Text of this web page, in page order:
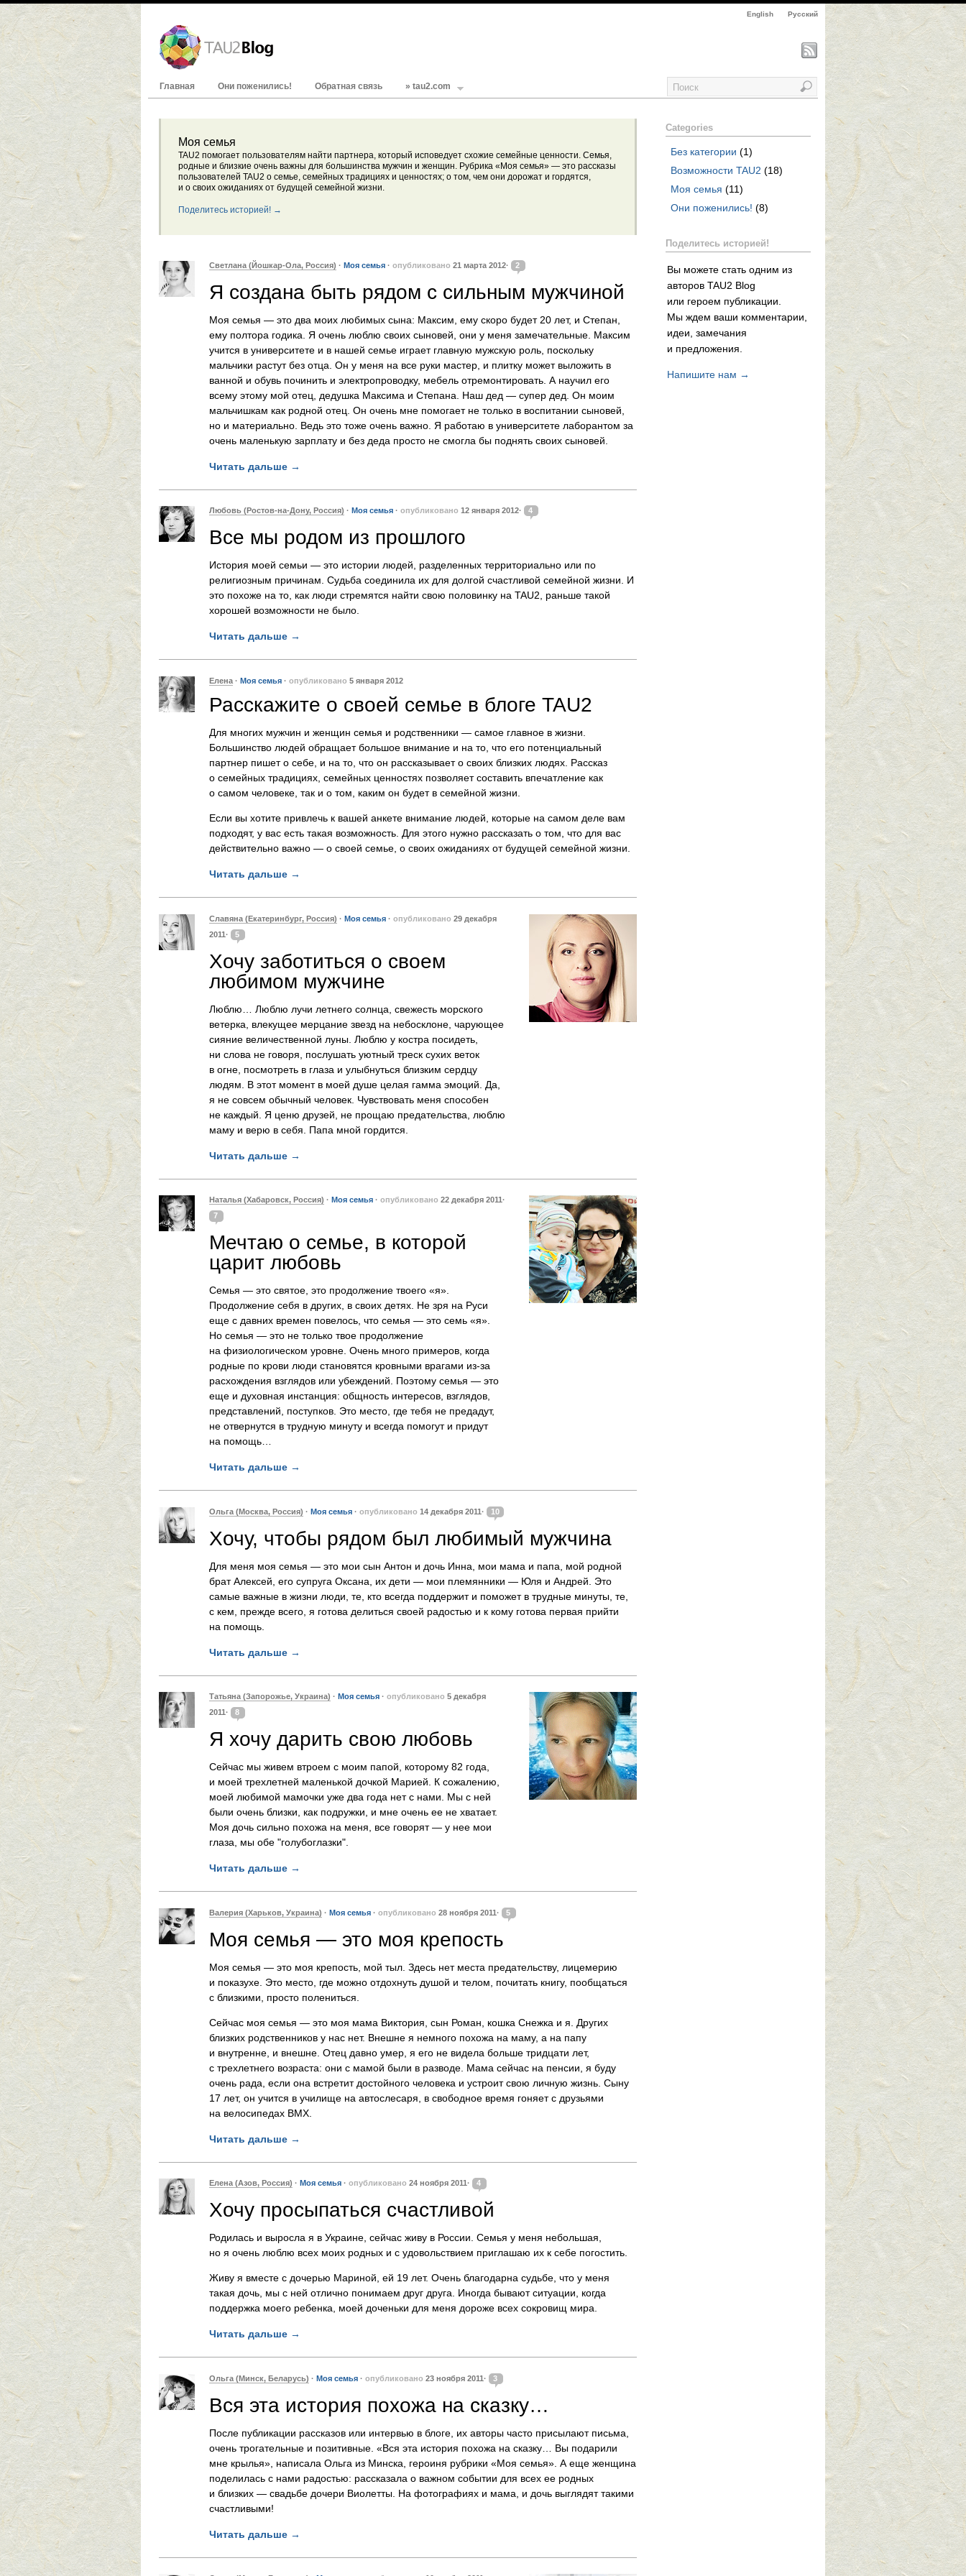
English Русский
Главная Они поженились! Обратная связь » tau2.com
Моя семья
TAU2 помогает пользователям найти партнера, который исповедует схожие семейные ценности. Семья,
родные и близкие очень важны для большинства мужчин и женщин. Рубрика «Моя семья» — это рассказы
пользователей TAU2 о семье, семейных традициях и ценностях; о том, чем они дорожат и гордятся,
и о своих ожиданиях от будущей семейной жизни.
Поделитесь историей! →
Светлана (Йошкар-Ола, Россия) · Моя семья · опубликовано 21 марта 2012· 2
Я создана быть рядом с сильным мужчиной
Моя семья — это два моих любимых сына: Максим, ему скоро будет 20 лет, и Степан,
ему полтора годика. Я очень люблю своих сыновей, они у меня замечательные. Максим
учится в университете и в нашей семье играет главную мужскую роль, поскольку
мальчики растут без отца. Он у меня на все руки мастер, и плитку может выложить в
ванной и обувь починить и электропроводку, мебель отремонтировать. А научил его
всему этому мой отец, дедушка Максима и Степана. Наш дед — супер дед. Он моим
мальчишкам как родной отец. Он очень мне помогает не только в воспитании сыновей,
но и материально. Ведь это тоже очень важно. Я работаю в университете лаборантом за
очень маленькую зарплату и без деда просто не смогла бы поднять своих сыновей.
Читать дальше →
Любовь (Ростов-на-Дону, Россия) · Моя семья · опубликовано 12 января 2012· 4
Все мы родом из прошлого
История моей семьи — это истории людей, разделенных территориально или по
религиозным причинам. Судьба соединила их для долгой счастливой семейной жизни. И
это похоже на то, как люди стремятся найти свою половинку на TAU2, раньше такой
хорошей возможности не было.
Читать дальше →
Елена · Моя семья · опубликовано 5 января 2012
Расскажите о своей семье в блоге TAU2
Для многих мужчин и женщин семья и родственники — самое главное в жизни.
Большинство людей обращает большое внимание и на то, что его потенциальный
партнер пишет о себе, и на то, что он рассказывает о своих близких людях. Рассказ
о семейных традициях, семейных ценностях позволяет составить впечатление как
о самом человеке, так и о том, каким он будет в семейной жизни.
Если вы хотите привлечь к вашей анкете внимание людей, которые на самом деле вам
подходят, у вас есть такая возможность. Для этого нужно рассказать о том, что для вас
действительно важно — о своей семье, о своих ожиданиях от будущей семейной жизни.
Читать дальше →
Славяна (Екатеринбург, Россия) · Моя семья · опубликовано 29 декабря
2011·
5
Хочу заботиться о своем
любимом мужчине
Люблю… Люблю лучи летнего солнца, свежесть морского
ветерка, влекущее мерцание звезд на небосклоне, чарующее
сияние величественной луны. Люблю у костра посидеть,
ни слова не говоря, послушать уютный треск сухих веток
в огне, посмотреть в глаза и улыбнуться близким сердцу
людям. В этот момент в моей душе целая гамма эмоций. Да,
я не совсем обычный человек. Чувствовать меня способен
не каждый. Я ценю друзей, не прощаю предательства, люблю
маму и верю в себя. Папа мной гордится.
Читать дальше →
Наталья (Хабаровск, Россия) · Моя семья · опубликовано 22 декабря 2011·
7
Мечтаю о семье, в которой
царит любовь
Семья — это святое, это продолжение твоего «я».
Продолжение себя в других, в своих детях. Не зря на Руси
еще с давних времен повелось, что семья — это семь «я».
Но семья — это не только твое продолжение
на физиологическом уровне. Очень много примеров, когда
родные по крови люди становятся кровными врагами из-за
расхождения взглядов или убеждений. Поэтому семья — это
еще и духовная инстанция: общность интересов, взглядов,
представлений, поступков. Это место, где тебя не предадут,
не отвернутся в трудную минуту и всегда помогут и придут
на помощь…
Читать дальше →
Ольга (Москва, Россия) · Моя семья · опубликовано 14 декабря 2011· 10
Хочу, чтобы рядом был любимый мужчина
Для меня моя семья — это мои сын Антон и дочь Инна, мои мама и папа, мой родной
брат Алексей, его супруга Оксана, их дети — мои племянники — Юля и Андрей. Это
самые важные в жизни люди, те, кто всегда поддержит и поможет в трудные минуты, те,
с кем, прежде всего, я готова делиться своей радостью и к кому готова первая прийти
на помощь.
Читать дальше →
Татьяна (Запорожье, Украина) · Моя семья · опубликовано 5 декабря
2011·
8
Я хочу дарить свою любовь
Сейчас мы живем втроем с моим папой, которому 82 года,
и моей трехлетней маленькой дочкой Марией. К сожалению,
моей любимой мамочки уже два года нет с нами. Мы с ней
были очень близки, как подружки, и мне очень ее не хватает.
Моя дочь сильно похожа на меня, все говорят — у нее мои
глаза, мы обе "голубоглазки".
Читать дальше →
Валерия (Харьков, Украина) · Моя семья · опубликовано 28 ноября 2011· 5
Моя семья — это моя крепость
Моя семья — это моя крепость, мой тыл. Здесь нет места предательству, лицемерию
и показухе. Это место, где можно отдохнуть душой и телом, почитать книгу, пообщаться
с близкими, просто полениться.
Сейчас моя семья — это моя мама Виктория, сын Роман, кошка Снежка и я. Других
близких родственников у нас нет. Внешне я немного похожа на маму, а на папу
и внутренне, и внешне. Отец давно умер, я его не видела больше тридцати лет,
с трехлетнего возраста: они с мамой были в разводе. Мама сейчас на пенсии, я буду
очень рада, если она встретит достойного человека и устроит свою личную жизнь. Сыну
17 лет, он учится в училище на автослесаря, в свободное время гоняет с друзьями
на велосипедах BMX.
Читать дальше →
Елена (Азов, Россия) · Моя семья · опубликовано 24 ноября 2011· 4
Хочу просыпаться счастливой
Родилась и выросла я в Украине, сейчас живу в России. Семья у меня небольшая,
но я очень люблю всех моих родных и с удовольствием приглашаю их к себе погостить.
Живу я вместе с дочерью Мариной, ей 19 лет. Очень благодарна судьбе, что у меня
такая дочь, мы с ней отлично понимаем друг друга. Иногда бывают ситуации, когда
поддержка моего ребенка, моей доченьки для меня дороже всех сокровищ мира.
Читать дальше →
Ольга (Минск, Беларусь) · Моя семья · опубликовано 23 ноября 2011· 3
Вся эта история похожа на сказку…
После публикации рассказов или интервью в блоге, их авторы часто присылают письма,
очень трогательные и позитивные. «Вся эта история похожа на сказку… Вы подарили
мне крылья», написала Ольга из Минска, героиня рубрики «Моя семья». А еще женщина
поделилась с нами радостью: рассказала о важном событии для всех ее родных
и близких — свадьбе дочери Виолетты. На фотографиях и мама, и дочь выглядят такими
счастливыми!
Читать дальше →
Categories
Без категории (1)
Возможности TAU2 (18)
Моя семья (11)
Они поженились! (8)
Поделитесь историей!
Вы можете стать одним из
авторов TAU2 Blog
или героем публикации.
Мы ждем ваши комментарии,
идеи, замечания
и предложения.
Напишите нам →